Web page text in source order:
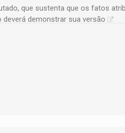
que sustenta que os fatos
demonstrar sua versão